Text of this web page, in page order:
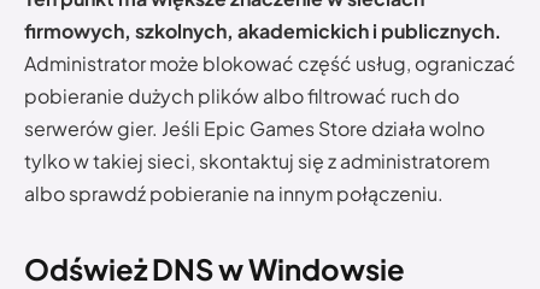
firmowych, szkolnych, akademickich i publicznych.
Administrator może blokować część usług, ograniczać
pobieranie dużych plików albo filtrować ruch do
serwerów gier. Jeśli Epic Games Store działa wolno
tylko w takiej sieci, skontaktuj się z administratorem
albo sprawdź pobieranie na innym połączeniu.
Odśwież DNS w Windowsie